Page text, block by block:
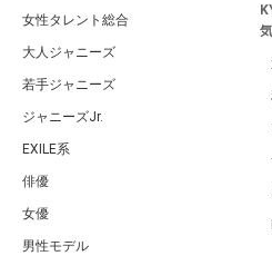
女性タレント総合
大人ジャニーズ
若手ジャニーズ
ジャニーズJr.
EXILE系
俳優
女優
男性モデル